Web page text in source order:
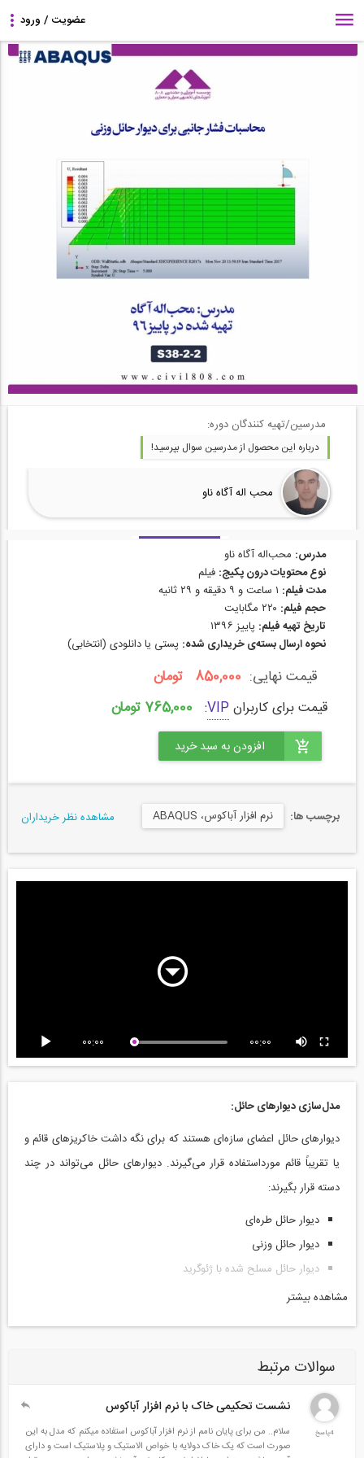
مدرسین/تهیه کنندگان دوره:
درباره این محصول از مدرسین سوال بپرسید!
محب اله آگاه ناو
مدرس: محب‌اله آگاه ناو
نوع محتویات درون پکیج: فیلم
مدت فیلم:
حجم فیلم:
تاریخ تهیه فیلم: پاییز ۱۳۹۶
نحوه ارسال بسته‌ی خریداری شده: پستی یا دانلودی (انتخابی)
قیمت نهایی: 850,000 تومان
قیمت برای کاربران VIP
: 765,000 تومان
برچسب ها: نرم افزار آباکوس، ABAQUS مشاهده نظر خریداران
00:00 00:00
مدل‌سازی دیوارهای حائل:
دیوارهای حائل اعضای سازه‌ای هستند که برای نگه داشت خاکریزهای قائم و
یا تقریباً قائم مورداستفاده قرار می‌گیرند. دیوارهای حائل می‌تواند در چند
دسته قرار بگیرند:
دیوار حائل طره‌ای
دیوار حائل وزنی
دیوار حائل مسلح شده با ژئوگرید
و ...
برای تفسیر رفتار این نوع دیوارها، مهم‌ترین تئوری موجود، تئوری فشار
انجام می‌شود.
محاسبات فشار جانبی برای دیوار حائل وزنی
در این پکیج یک حل تعادل حدی برای دیوار حائل وزنی که یک خاکریز به
مشاهده بیشتر
سوالات مرتبط
4پاسخ
نشست تحکیمی خاک با نرم افزار آباکوس
سلام.. من برای پایان نامم از نرم افزار آباکوس استفاده میکنم که مدل به این
صورت است که یک خاک دولایه با خواص الاستیک و پلاستیک است و دارای